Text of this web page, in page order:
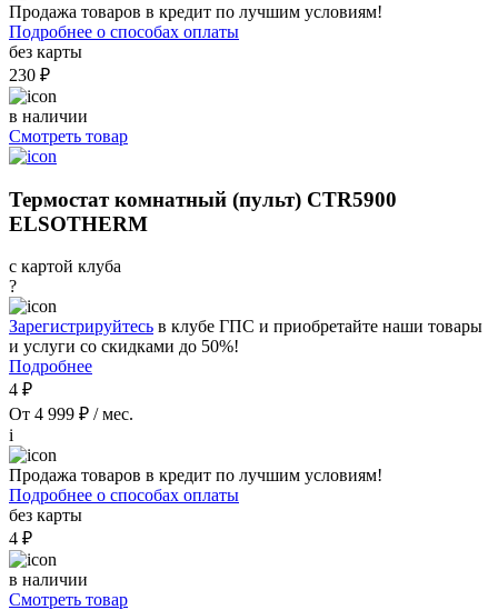
Продажа товаров в кредит по лучшим условиям!
Подробнее о способах оплаты
без карты
230 ₽
в наличии
Смотреть товар
Термостат комнатный (пульт) CTR5900
ELSOTHERM
с картой клуба
?
Зарегистрируйтесь в клубе ГПС и приобретайте наши товары
и услуги со скидками до 50%!
Подробнее
4 ₽
От 4 999 ₽ / мес.
i
Продажа товаров в кредит по лучшим условиям!
Подробнее о способах оплаты
без карты
4 ₽
в наличии
Смотреть товар